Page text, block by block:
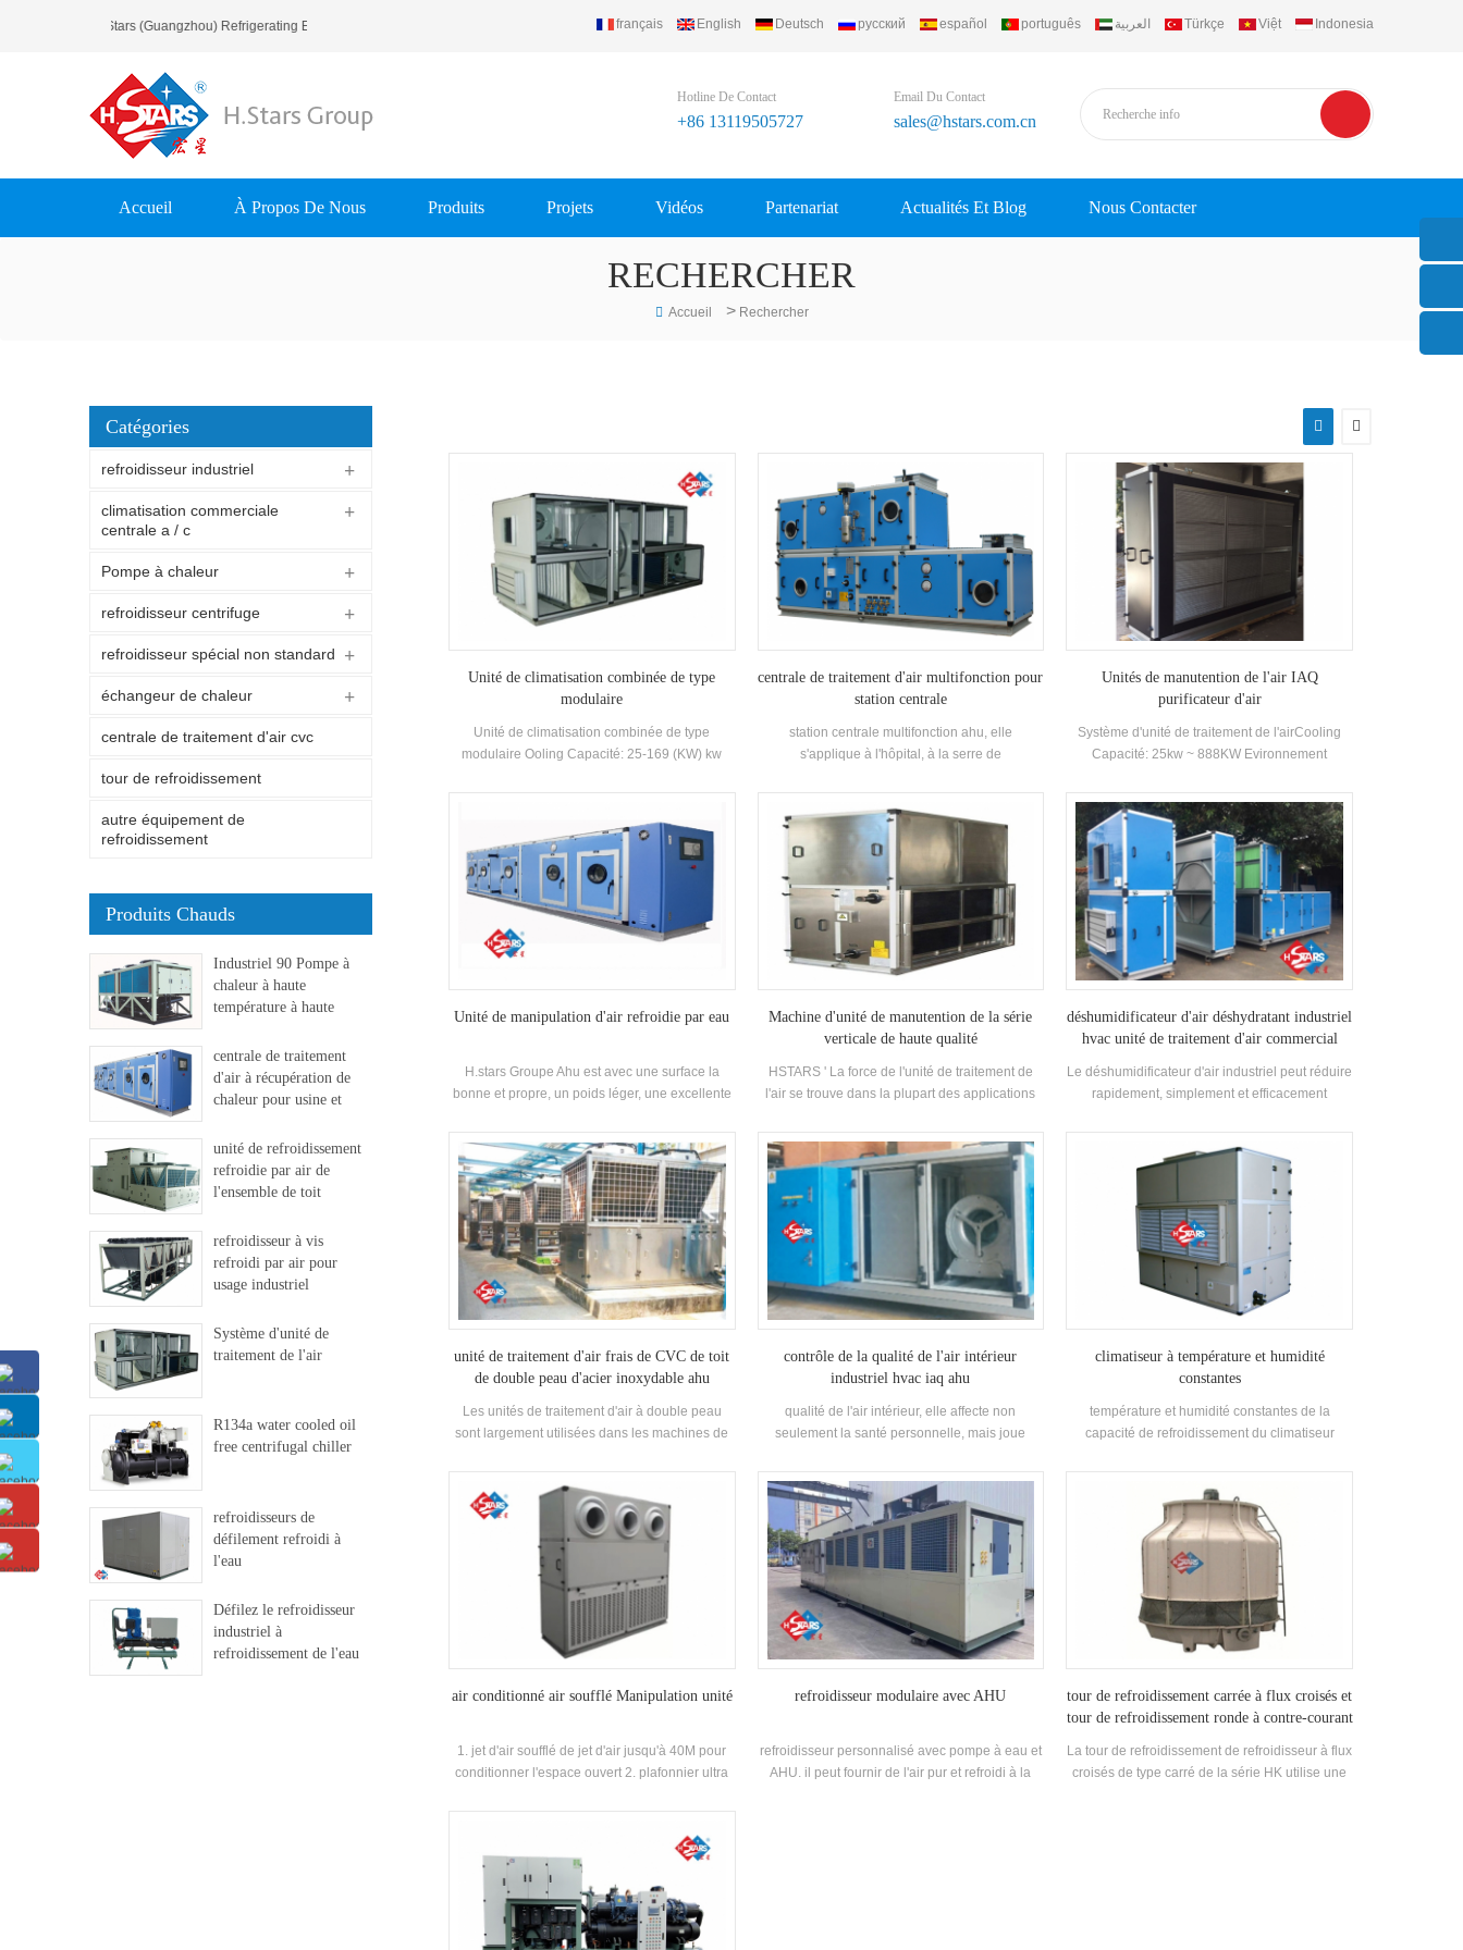
Bienvenue À H.Stars (Guangzhou) Refrigerating Equipment Group Ltd.. français English Deutsch русский español português العربية Türkçe Việt Indonesia
Hotline De Contact
+86 13119505727
Email Du Contact
sales@hstars.com.cn
Accueil À Propos De Nous Produits Projets Vidéos Partenariat Actualités Et Blog Nous Contacter
RECHERCHER
Accueil > Rechercher
Unité de climatisation combinée de type
modulaire
Unité de climatisation combinée de type
modulaire Ooling Capacité: 25-169 (KW) kw
pharmaceutique, industrie alimentaire
centrale de traitement d'air multifonction pour
station centrale
station centrale multifonction ahu, elle
s'applique à l'hôpital, à la serre de
aliments, etc. nous pouvons contrôler avec
précision l'humidité de l'air pour satisfaire vos
conditions de travail. De plus, nous pouvons
également contrôler avec précision le niveau de
propreté, la capacité de refroidissement ou de
chauffage de l'ahu.nos produits sont tous
fabriqués sur mesure, nous concevons votre
propre unité pour vous.
Unités de manutention de l'air IAQ
purificateur d'air
Système d'unité de traitement de l'airCooling
Capacité: 25kw ~ 888KW Evironnement
Unité de manipulation d'air refroidie par eau
H.stars Groupe Ahu est avec une surface la
bonne et propre, un poids léger, une excellente
Machine d'unité de manutention de la série
verticale de haute qualité
HSTARS ' La force de l'unité de traitement de
l'air se trouve dans la plupart des applications
période Expérience.
déshumidificateur d'air déshydratant industriel
hvac unité de traitement d'air commercial
Le déshumidificateur d'air industriel peut réduire
rapidement, simplement et efficacement
champs de déshumidification qui ne peuvent
pas être atteints par d'autres méthodes de
réfrigération, telles que la température normale
et une faible humidité, une basse température et
une faible humidité. en particulier après le
traitement de la combinaison de support, le
point de rosée de l'air peut atteindre en dessous
de - 70 ℃, et l'énergie thermique de faible
qualité telle que la chaleur résiduelle
industrielle, la chaleur résiduelle, l'énergie
solaire, le gaz naturel peut être utilisée comme
énergie renouvelable, sans pollution de
d'énergie. largement utilisé dans la nourriture, la
médecine, l'électronique, les appareils
nationale, l'impression et d'autres industries
avec des exigences d'humidité. Dans les zones
à haute température et à humidité élevée, le
déshumidificateur à roue à adsorption jouera de
ses avantages uniques, ce qui peut apporter
d'énormes avantages économiques aux
entreprises sur son unité de traitement d'air
commerciale.
unité de traitement d'air frais de CVC de toit
de double peau d'acier inoxydable ahu
Les unités de traitement d'air à double peau
sont largement utilisées dans les machines de
biochimiques d'instruments médicaux, les
pièces de valeur alimentaire et les lignes de
production en usine.
contrôle de la qualité de l'air intérieur
industriel hvac iaq ahu
qualité de l'air intérieur, elle affecte non
seulement la santé personnelle, mais joue
la productivité pour la croissance économique
des entreprises et des pays. il existe différents
types de polluants dans différents domaines,
pour mieux faire face à la qualité de l'air avec un
composant efficace et une quantité d'air
raisonnable est nécessaire. en outre, en
fonction de la quantité de polluants, configurer
des filtres et des médias de filtration appropriés
avec une capacité de rétention de poussière ou
une adsorption et une dégradation suffisantes
pour que les unités fonctionnent efficacement
climatiseur à température et humidité
constantes
température et humidité constantes de la
capacité de refroidissement du climatiseur
m3 / h à 30000 m3 / h, Réfrigérant: R22, R407c,
R134a, R410a
air conditionné air soufflé Manipulation unité
1. jet d'air soufflé de jet d'air jusqu'à 40M pour
conditionner l'espace ouvert 2. plafonnier ultra
jusqu'à 2000 CMH), économiser de l'espace
d'installation 3. concept plug and play pour une
installation et une mise en service faciles 4. pas
de conduits, économiser du temps et des coûts
d'installation 5. grand volume d'air (20000CMH)
et puissance frigorifique (200kW) -Fixé points de
distribution des jets, distance de distribution
refroidisseur modulaire avec AHU
refroidisseur personnalisé avec pompe à eau et
AHU. il peut fournir de l'air pur et refroidi à la
tour de refroidissement carrée à flux croisés et
tour de refroidissement ronde à contre-courant
La tour de refroidissement de refroidisseur à flux
croisés de type carré de la série HK utilise une
Catégories
refroidisseur industriel
climatisation commerciale
centrale a / c
Pompe à chaleur
refroidisseur centrifuge
refroidisseur spécial non standard
échangeur de chaleur
centrale de traitement d'air cvc
tour de refroidissement
autre équipement de
refroidissement
Produits Chauds
Industriel 90 Pompe à
chaleur à haute
température à haute
centrale de traitement
d'air à récupération de
chaleur pour usine et
unité de refroidissement
refroidie par air de
l'ensemble de toit
refroidisseur à vis
refroidi par air pour
usage industriel
Système d'unité de
traitement de l'air
R134a water cooled oil
free centrifugal chiller
refroidisseurs de
défilement refroidi à
l'eau
Défilez le refroidisseur
industriel à
refroidissement de l'eau